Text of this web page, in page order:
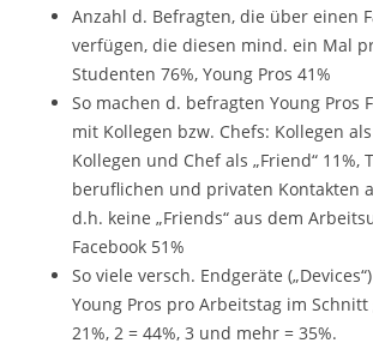
Anzahl d. Befragten, die über einen
verfügen, die diesen mind. ein Mal
Studenten 76%, Young Pros 41%
So machen d. befragten Young Pros
mit Kollegen bzw. Chefs: Kollegen als
Kollegen und Chef als „Friend“ 11%,
beruflichen und privaten Kontakten
d.h. keine „Friends“ aus dem
Facebook 51%
So viele versch. Endgeräte
Young Pros pro Arbeitstag im
21%, 2 = 44%, 3 und mehr = 35%.